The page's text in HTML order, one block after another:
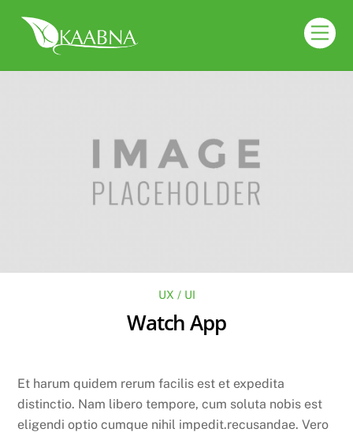
content
UX / UI
Watch App
Et harum quidem rerum facilis est et expedita
distinctio. Nam libero tempore, cum soluta nobis est
eligendi optio cumque nihil impedit.recusandae. Vero